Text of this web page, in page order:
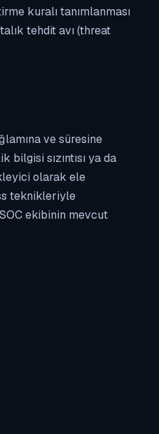
kuralı tanımlanması
tehdit avı (threat
ve süresine
sızıntısı ya da
olarak ele
teknikleriyle
ekibinin mevcut